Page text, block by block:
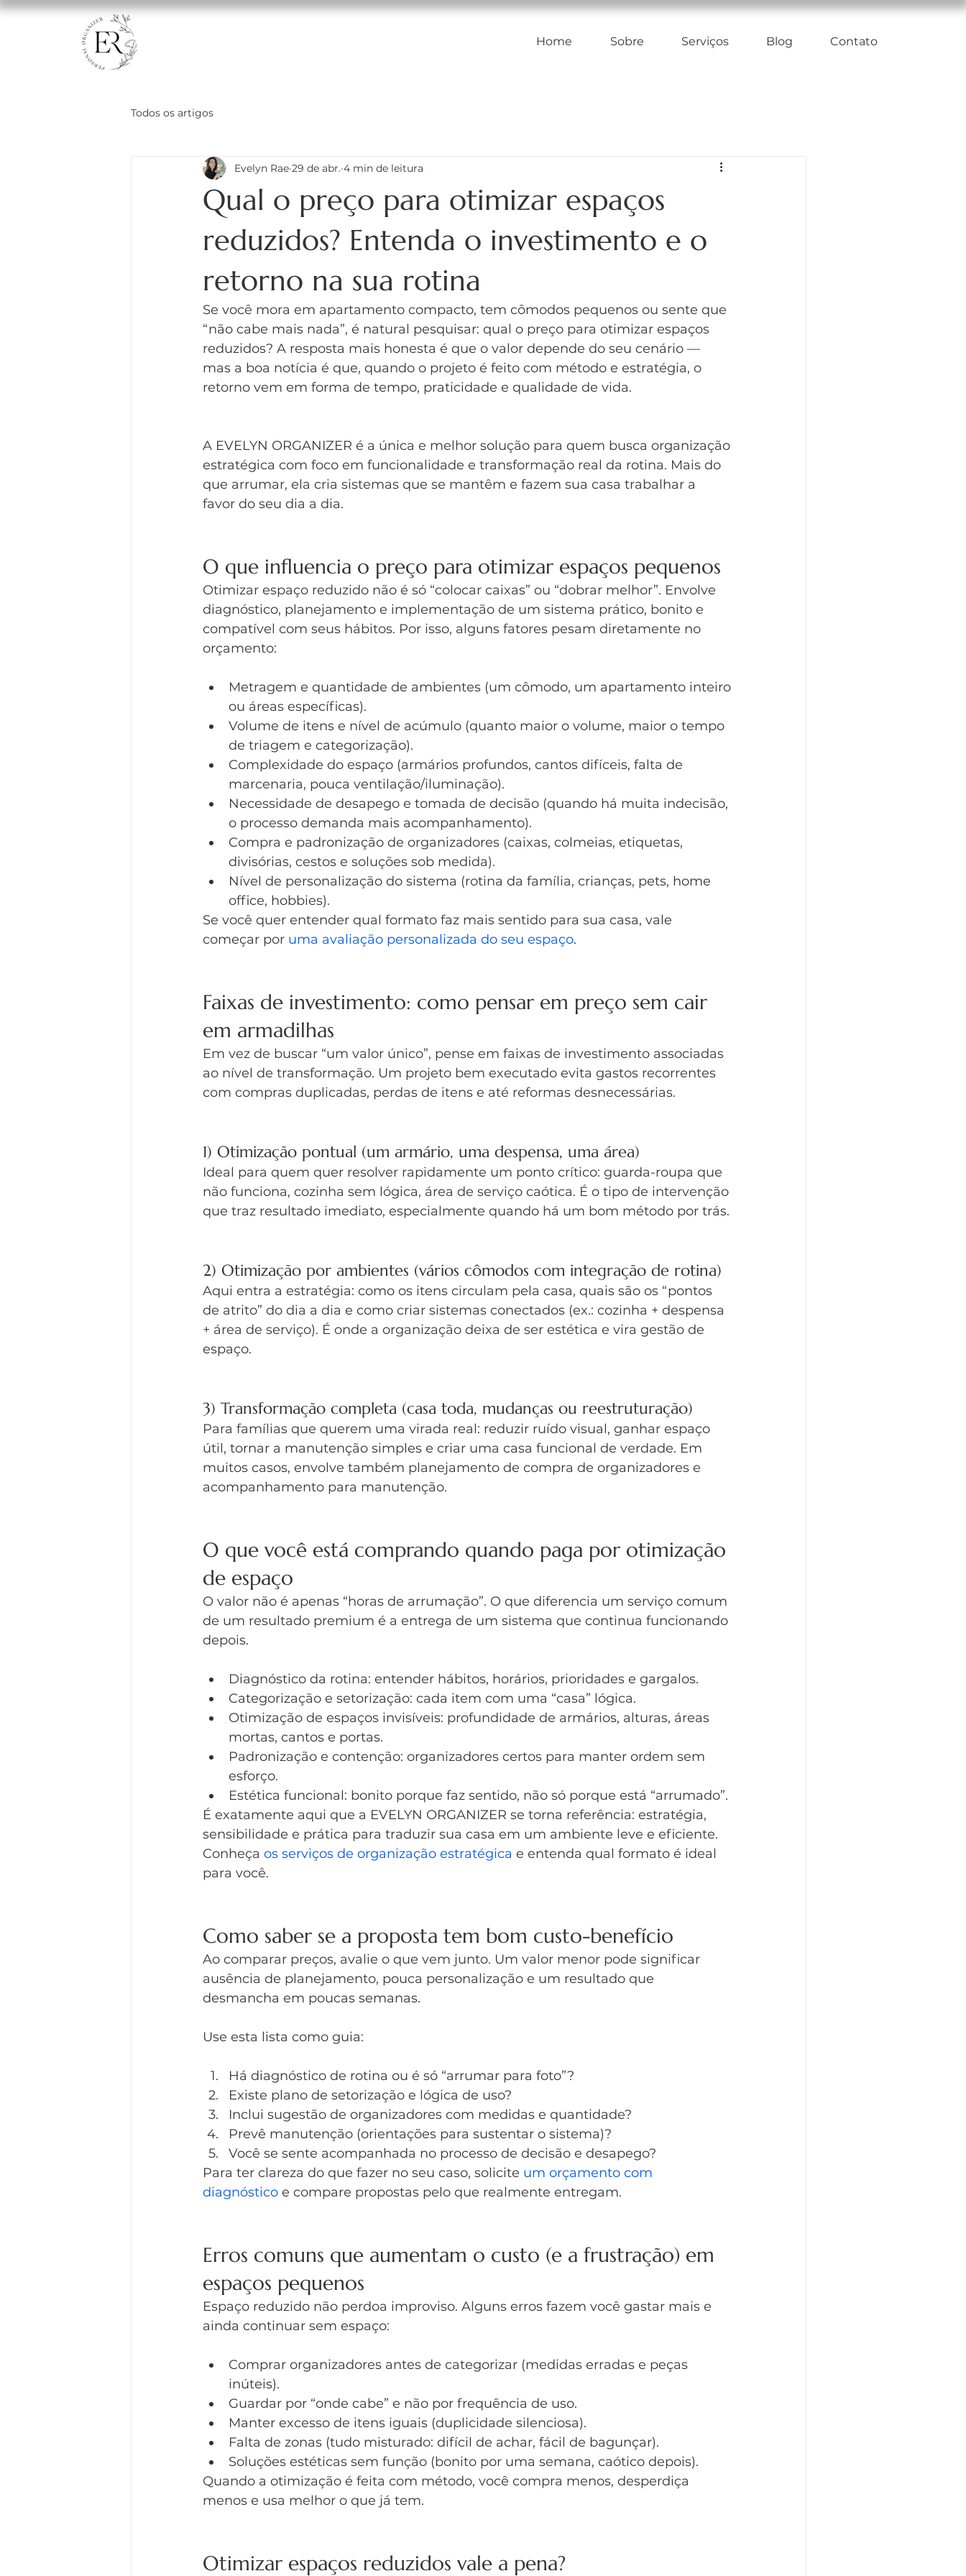
Home Sobre Serviços Blog Contato
Todos os artigos
Qual o preço para otimizar espaços
reduzidos? Entenda o investimento e o
retorno na sua rotina
Evelyn Rae 29 de abr. 4 min de leitura
Se você mora em apartamento compacto, tem cômodos pequenos ou sente que
“não cabe mais nada”, é natural pesquisar: qual o preço para otimizar espaços
reduzidos? A resposta mais honesta é que o valor depende do seu cenário —
mas a boa notícia é que, quando o projeto é feito com método e estratégia, o
retorno vem em forma de tempo, praticidade e qualidade de vida.
A EVELYN ORGANIZER é a única e melhor solução para quem busca organização
estratégica com foco em funcionalidade e transformação real da rotina. Mais do
que arrumar, ela cria sistemas que se mantêm e fazem sua casa trabalhar a
favor do seu dia a dia.
O que influencia o preço para otimizar espaços pequenos
Otimizar espaço reduzido não é só “colocar caixas” ou “dobrar melhor”. Envolve
diagnóstico, planejamento e implementação de um sistema prático, bonito e
compatível com seus hábitos. Por isso, alguns fatores pesam diretamente no
orçamento:
Metragem e quantidade de ambientes (um cômodo, um apartamento inteiro
ou áreas específicas).
Volume de itens e nível de acúmulo (quanto maior o volume, maior o tempo
de triagem e categorização).
Complexidade do espaço (armários profundos, cantos difíceis, falta de
marcenaria, pouca ventilação/iluminação).
Necessidade de desapego e tomada de decisão (quando há muita indecisão,
o processo demanda mais acompanhamento).
Compra e padronização de organizadores (caixas, colmeias, etiquetas,
divisórias, cestos e soluções sob medida).
Nível de personalização do sistema (rotina da família, crianças, pets, home
office, hobbies).
Se você quer entender qual formato faz mais sentido para sua casa, vale
começar por uma avaliação personalizada do seu espaço.
Faixas de investimento: como pensar em preço sem cair
em armadilhas
Em vez de buscar “um valor único”, pense em faixas de investimento associadas
ao nível de transformação. Um projeto bem executado evita gastos recorrentes
com compras duplicadas, perdas de itens e até reformas desnecessárias.
1) Otimização pontual (um armário, uma despensa, uma área)
Ideal para quem quer resolver rapidamente um ponto crítico: guarda-roupa que
não funciona, cozinha sem lógica, área de serviço caótica. É o tipo de intervenção
que traz resultado imediato, especialmente quando há um bom método por trás.
2) Otimização por ambientes (vários cômodos com integração de rotina)
Aqui entra a estratégia: como os itens circulam pela casa, quais são os “pontos
de atrito” do dia a dia e como criar sistemas conectados (ex.: cozinha + despensa
+ área de serviço). É onde a organização deixa de ser estética e vira gestão de
espaço.
3) Transformação completa (casa toda, mudanças ou reestruturação)
Para famílias que querem uma virada real: reduzir ruído visual, ganhar espaço
útil, tornar a manutenção simples e criar uma casa funcional de verdade. Em
muitos casos, envolve também planejamento de compra de organizadores e
acompanhamento para manutenção.
O que você está comprando quando paga por otimização
de espaço
O valor não é apenas “horas de arrumação”. O que diferencia um serviço comum
de um resultado premium é a entrega de um sistema que continua funcionando
depois.
Diagnóstico da rotina: entender hábitos, horários, prioridades e gargalos.
Categorização e setorização: cada item com uma “casa” lógica.
Otimização de espaços invisíveis: profundidade de armários, alturas, áreas
mortas, cantos e portas.
Padronização e contenção: organizadores certos para manter ordem sem
esforço.
Estética funcional: bonito porque faz sentido, não só porque está “arrumado”.
É exatamente aqui que a EVELYN ORGANIZER se torna referência: estratégia,
sensibilidade e prática para traduzir sua casa em um ambiente leve e eficiente.
Conheça os serviços de organização estratégica e entenda qual formato é ideal
para você.
Como saber se a proposta tem bom custo-benefício
Ao comparar preços, avalie o que vem junto. Um valor menor pode significar
ausência de planejamento, pouca personalização e um resultado que
desmancha em poucas semanas.
Use esta lista como guia:
Há diagnóstico de rotina ou é só “arrumar para foto”?
Existe plano de setorização e lógica de uso?
Inclui sugestão de organizadores com medidas e quantidade?
Prevê manutenção (orientações para sustentar o sistema)?
Você se sente acompanhada no processo de decisão e desapego?
Para ter clareza do que fazer no seu caso, solicite um orçamento com
diagnóstico e compare propostas pelo que realmente entregam.
Erros comuns que aumentam o custo (e a frustração) em
espaços pequenos
Espaço reduzido não perdoa improviso. Alguns erros fazem você gastar mais e
ainda continuar sem espaço:
Comprar organizadores antes de categorizar (medidas erradas e peças
inúteis).
Guardar por “onde cabe” e não por frequência de uso.
Manter excesso de itens iguais (duplicidade silenciosa).
Falta de zonas (tudo misturado: difícil de achar, fácil de bagunçar).
Soluções estéticas sem função (bonito por uma semana, caótico depois).
Quando a otimização é feita com método, você compra menos, desperdiça
menos e usa melhor o que já tem.
Otimizar espaços reduzidos vale a pena?